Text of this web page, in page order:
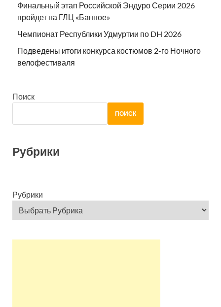
Финальный этап Российской Эндуро Серии 2026
пройдет на ГЛЦ «Банное»
Чемпионат Республики Удмуртии по DH 2026
Подведены итоги конкурса костюмов 2-го Ночного
велофестиваля
Поиск
ПОИСК
Рубрики
Рубрики